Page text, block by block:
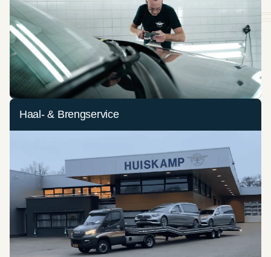
Haal- & Brengservice